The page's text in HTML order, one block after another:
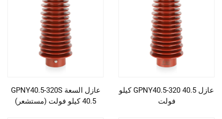
عازل GPNY40.5-320 40.5 كيلو
فولت
عازل السعة GPNY40.5-320S
40.5 كيلو فولت (مستشعر)